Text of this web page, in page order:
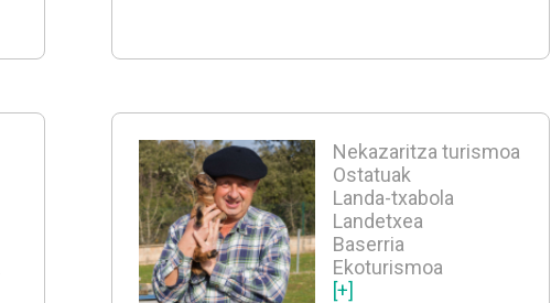
Nekazaritza turismoa
Ostatuak
Landa-txabola
Landetxea
Baserria
Ekoturismoa
[+]